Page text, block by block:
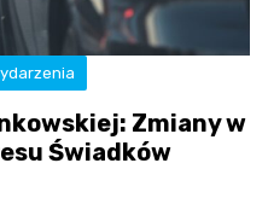
Zmiany w
Świadków